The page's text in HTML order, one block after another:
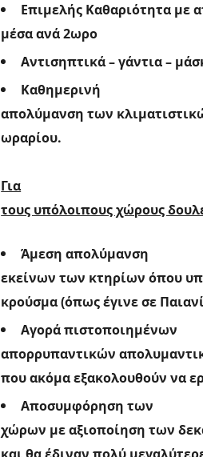
Επιμελής Καθαριότητα με
μέσα ανά 2ωρο
Αντισηπτικά – γάντια –
Καθημερινή
απολύμανση των
ωραρίου.
Για
τους υπόλοιπους χώρους
Άμεση απολύμανση
εκείνων των κτηρίων όπου
κρούσμα (όπως έγινε σε
Αγορά πιστοποιημένων
απορρυπαντικών
που ακόμα εξακολουθούν να
Αποσυμφόρηση των
χώρων με αξιοποίηση των